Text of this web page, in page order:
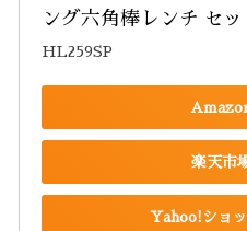
ング六角棒レンチ セ
HL259SP
楽天市
Yahoo!ショ